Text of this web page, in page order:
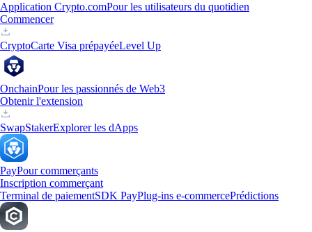
Application Crypto.comPour les utilisateurs du quotidien
Commencer
CryptoCarte Visa prépayéeLevel Up
OnchainPour les passionnés de Web3
Obtenir l'extension
SwapStakerExplorer les dApps
PayPour commerçants
Inscription commerçant
Terminal de paiementSDK PayPlug-ins e-commercePrédictions